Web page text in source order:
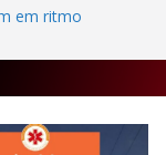
obras de
em ritmo
do
Frutal